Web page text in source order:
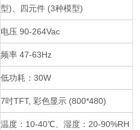
型)、四元件 (3种模型)
电压 90-264Vac
频率 47-63Hz
低功耗：30W
7吋TFT, 彩色显示 (800*480)
温度：10-40℃、湿度：20-90%RH